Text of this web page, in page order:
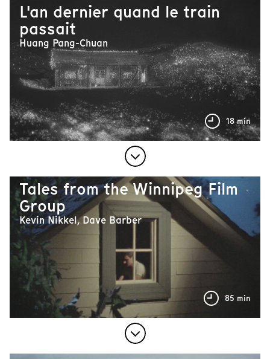
L'an dernier quand le train
passait
Huang Pang-Chuan
18 min
Tales from the Winnipeg Film
Group
Kevin Nikkel, Dave Barber
85 min